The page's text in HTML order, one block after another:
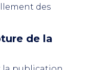
des
de la